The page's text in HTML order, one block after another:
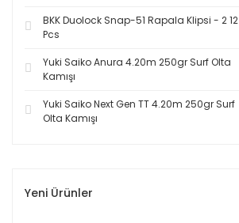
BKK Duolock Snap-51 Rapala Klipsi - 2 12
Pcs
Yuki Saiko Anura 4.20m 250gr Surf Olta
Kamışı
Yuki Saiko Next Gen TT 4.20m 250gr Surf
Olta Kamışı
Yeni Ürünler